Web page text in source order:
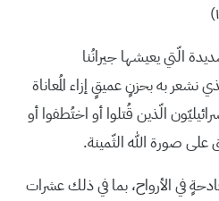
الّتي يعيشها جيرانُنا
به بحزنٍ عميقٍ إزاء المُعاناة
الّذين قُتلوا أو اختُطفوا أو
في الأرواح، بما في ذلك عشرات